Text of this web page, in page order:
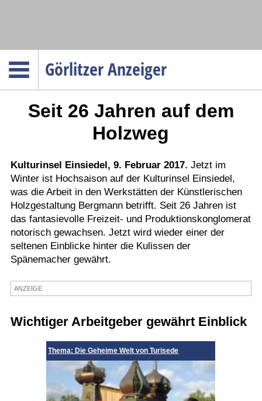
Görlitzer Anzeiger
Menüpunkte
Politik
Wirtschaft
Service
Verkehr
Gesundheit
Kultur
Sport
Termine
Seit 26 Jahren auf dem
Holzweg
Kulturinsel Einsiedel, 9. Februar 2017. Jetzt im
Winter ist Hochsaison auf der Kulturinsel Einsiedel,
was die Arbeit in den Werkstätten der Künstlerischen
Holzgestaltung Bergmann betrifft. Seit 26 Jahren ist
das fantasievolle Freizeit- und Produktionskonglomerat
notorisch gewachsen. Jetzt wird wieder einer der
seltenen Einblicke hinter die Kulissen der
Spänemacher gewährt.
ANZEIGE
Wichtiger Arbeitgeber gewährt Einblick
Thema: Die Geheime Welt von Turisede